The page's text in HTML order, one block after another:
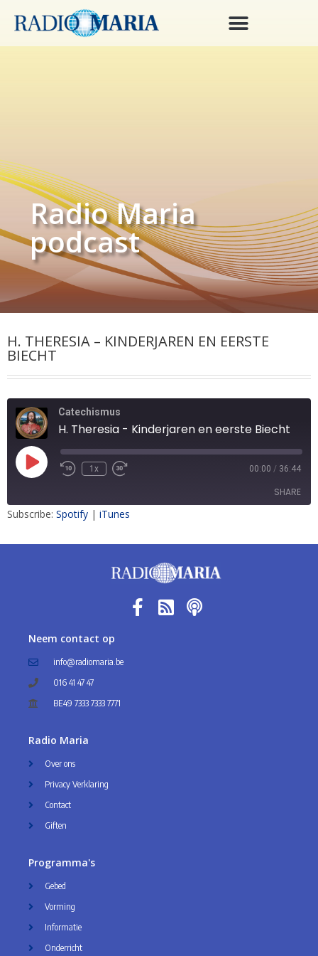
Radio Maria
podcast
H. THERESIA – KINDERJAREN EN EERSTE
BIECHT
Catechismus
H. Theresia - Kinderjaren en eerste Biecht
1x 00:00 / 36:44
SHARE
Subscribe: Spotify | iTunes
Neem contact op
info@radiomaria.be
016 41 47 47
BE49 7333 7333 7771
Radio Maria
Over ons
Privacy Verklaring
Contact
Giften
Programma's
Gebed
Vorming
Informatie
Onderricht